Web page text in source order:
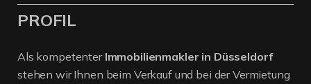
PROFIL
Als kompetenter Immobilienmakler in Düsseldorf
stehen wir Ihnen beim Verkauf und bei der Vermietung